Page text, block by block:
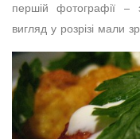
першій фотографії
вигляд у розрізі мали